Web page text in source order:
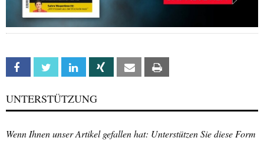
Facebook Twitter Linkedin Xing Email
UNTERSTÜTZUNG
Wenn Ihnen unser Artikel gefallen hat: Unterstützen Sie diese Form